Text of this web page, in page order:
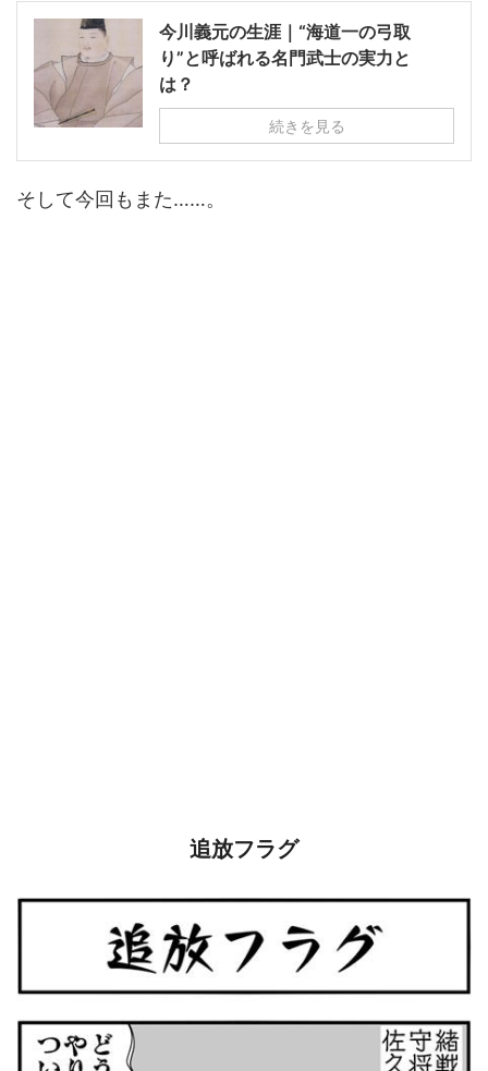
今川義元の生涯｜“海道一の弓取
り”と呼ばれる名門武士の実力と
は？
続きを見る
そして今回もまた……。
追放フラグ